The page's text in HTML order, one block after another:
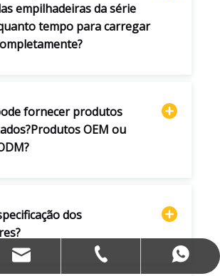
empilhadeiras da série
tempo para carregar
fornecer produtos
OEM ou
dos
+86-13957414483
service@everlift-mhe.com
+86-574-28877236
+8613957414483